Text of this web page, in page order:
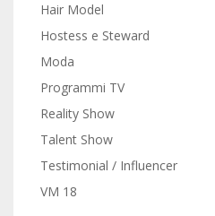
Hair Model
Hostess e Steward
Moda
Programmi TV
Reality Show
Talent Show
Testimonial / Influencer
VM 18